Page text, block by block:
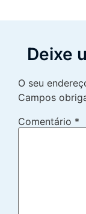
Deixe
O seu
Campos
Comentário *